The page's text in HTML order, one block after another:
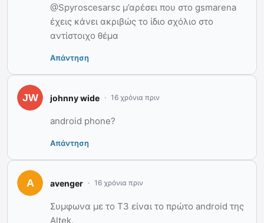
@Spyroscesarsc μ’αρέσει που στο gsmarena
έχεις κάνει ακριβώς το ίδιο σχόλιο στο
αντίστοιχο θέμα
Απάντηση
johnny wide 16 χρόνια πριν
android phone?
Απάντηση
avenger 16 χρόνια πριν
Συμφωνα με το Τ3 είναι το πρώτο android της
Altek.